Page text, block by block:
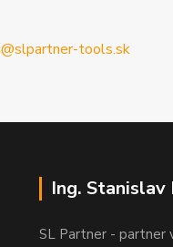
tools.sk
Ing.
SL Partner - partner